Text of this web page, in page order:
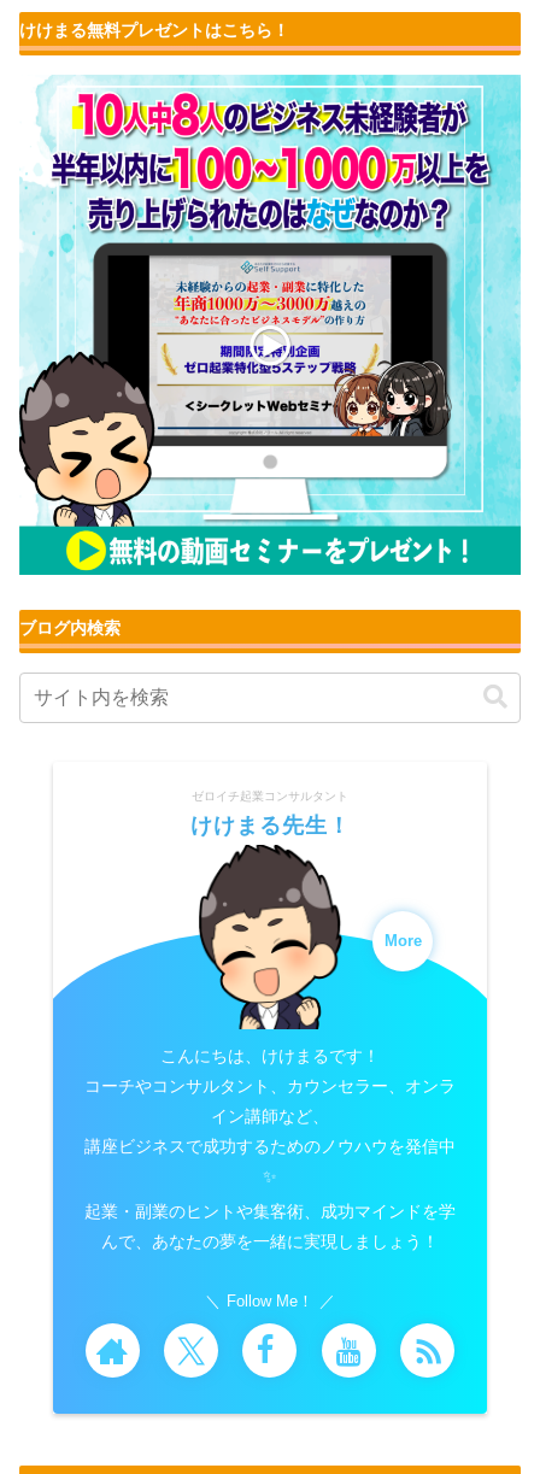
けけまる無料プレゼントはこちら！
ブログ内検索
ゼロイチ起業コンサルタント
けけまる先生！
More
こんにちは、けけまるです！
コーチやコンサルタント、カウンセラー、オンラ
イン講師など、
講座ビジネスで成功するためのノウハウを発信中
✨
起業・副業のヒントや集客術、成功マインドを学
んで、あなたの夢を一緒に実現しましょう！
Follow Me！